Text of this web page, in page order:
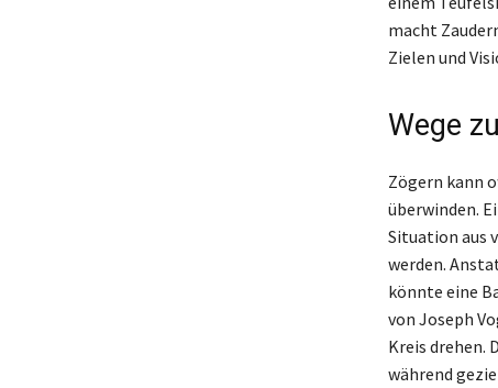
macht
Zielen und
Wege
Zögern kann
überwinden.
Situation aus
werden.
könnte eine
von Joseph
Kreis drehen.
während